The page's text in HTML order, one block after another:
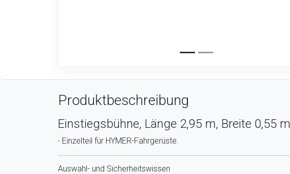
Produktbeschreibung
Einstiegsbühne, Länge 2,95 m, Breite 0,55 m
∙ Einzelteil für HYMER-Fahrgerüste.
Auswahl- und Sicherheitswissen